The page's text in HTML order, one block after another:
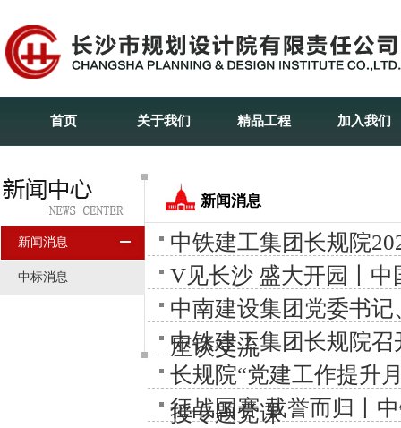
首页 关于我们 精品工程 加入我们
新闻消息
中标消息
新闻消息
中铁建工集团长规院
V见长沙 盛大开园丨
中南建设集团党委书
座谈交流
中铁建工集团长规院
长规院“党建工作提升
授专题党课
征战国赛 载誉而归丨